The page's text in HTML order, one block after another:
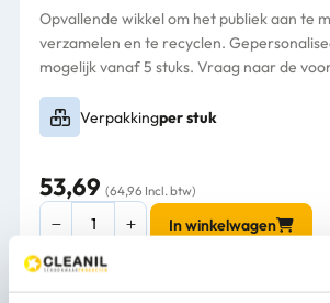
Opvallende wikkel om het publiek aan te
verzamelen en te recyclen.
mogelijk vanaf 5 stuks. Vraag naar de
Verpakkingper stuk
53,69 (64,96 Incl. btw)
Wikkel
voor
CANman
In winkelwagen